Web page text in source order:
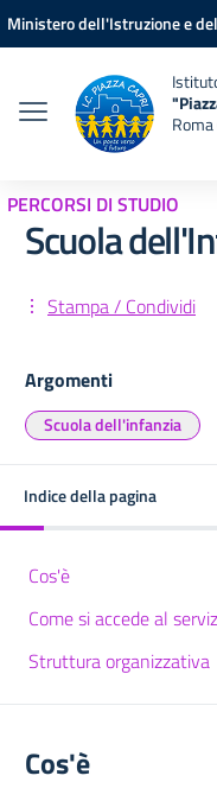
Vai ai contenuti
Vai al menu di navigazione
Vai al footer
Ministero dell'Istruzione e del
PERCORSI DI STUDIO
Scuola
Stampa / Condividi
Argomenti
Scuola dell'infanzia
Indice della pagina
Cos'è
Come si accede al
Struttura organizzativa
Cos'è